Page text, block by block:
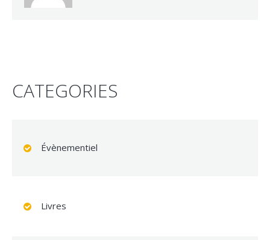
CATEGORIES
Évènementiel
Livres